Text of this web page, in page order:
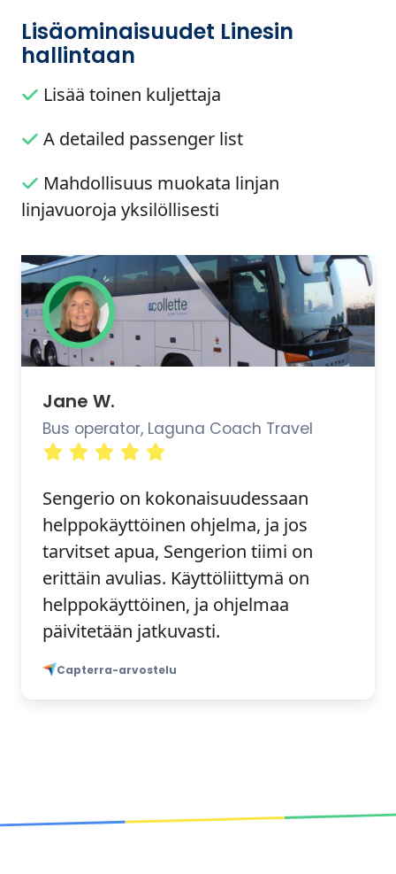
Lisäominaisuudet Linesin
hallintaan
Lisää toinen kuljettaja
A detailed passenger list
Mahdollisuus muokata linjan
linjavuoroja yksilöllisesti
Jane W.
Bus operator, Laguna Coach Travel
Sengerio on kokonaisuudessaan
helppokäyttöinen ohjelma, ja jos
tarvitset apua, Sengerion tiimi on
erittäin avulias. Käyttöliittymä on
helppokäyttöinen, ja ohjelmaa
päivitetään jatkuvasti.
Capterra-arvostelu